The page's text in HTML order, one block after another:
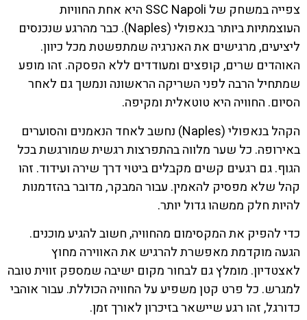
צפייה במשחק של SSC Napoli היא אחת החוויות
העוצמתיות ביותר בנאפולי (Naples). כבר מהרגע שנכנסים
ליציעים, מרגישים את האנרגיה שמתפשטת מכל כיוון.
האוהדים שרים, קופצים ומעודדים ללא הפסקה. זהו מופע
שמתחיל הרבה לפני השריקה הראשונה ונמשך גם לאחר
הסיום. החוויה היא טוטאלית ומקיפה.
הקהל בנאפולי (Naples) נחשב לאחד הנאמנים והסוערים
באירופה. כל שער מלווה בהתפרצות רגשית שמורגשת בכל
הגוף. גם רגעים קשים מקבלים ביטוי דרך שירה ועידוד. זהו
קהל שלא מפסיק להאמין. עבור המבקר, מדובר בהזדמנות
להיות חלק ממשהו גדול יותר.
כדי להפיק את המקסימום מהחוויה, חשוב להגיע מוכנים.
הגעה מוקדמת מאפשרת להרגיש את האווירה מחוץ
לאצטדיון. מומלץ גם לבחור מקום ישיבה שמספק זווית טובה
למגרש. כל פרט קטן משפיע על החוויה הכוללת. עבור אוהבי
כדורגל, זהו רגע שיישאר בזיכרון לאורך זמן.